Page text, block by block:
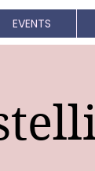
EVENTS